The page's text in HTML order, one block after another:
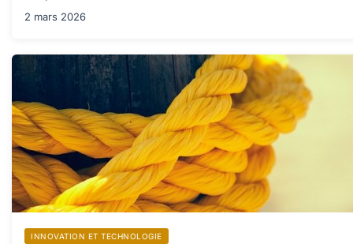
2 mars 2026
INNOVATION ET TECHNOLOGIE